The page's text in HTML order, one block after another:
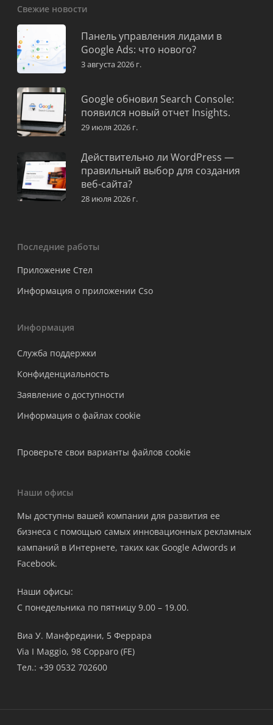
Свежие новости
Панель управления лидами в
Google Ads: что нового?
3 августа 2026 г.
Google обновил Search Console:
появился новый отчет Insights.
29 июля 2026 г.
Действительно ли WordPress —
правильный выбор для создания
веб-сайта?
28 июля 2026 г.
Последние работы
Приложение Стел
Информация о приложении Cso
Информация
Служба поддержки
Конфиденциальность
Заявление о доступности
Информация о файлах cookie
Проверьте свои варианты файлов cookie
Наши офисы
Мы доступны вашей компании для развития ее
бизнеса с помощью самых инновационных рекламных
кампаний в Интернете, таких как Google Adwords и
Facebook.
Наши офисы:
С понедельника по пятницу 9.00 – 19.00.
Виа У. Манфредини, 5 Феррара
Via I Maggio, 98 Copparo (FE)
Тел.: +39 0532 702600